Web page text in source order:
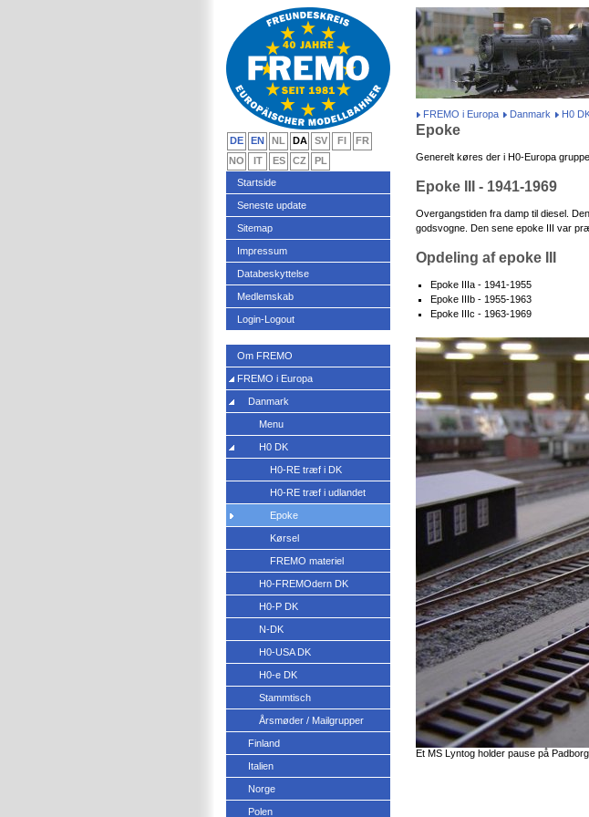
FREMO i Europa Danmark H0
Epoke
Generelt køres der i H0-Europa
Epoke III - 1941-1969
Overgangstiden fra damp til diesel.
godsvogne. Den sene epoke III var
Opdeling af epoke III
Epoke IIIa - 1941-1955
Epoke IIIb - 1955-1963
Epoke IIIc - 1963-1969
Et MS Lyntog holder pause på
DE EN NL DA SV FI
FR
NO
IT ES CZ
PL
Startside
Seneste update
Sitemap
Impressum
Databeskyttelse
Medlemskab
Login-Logout
Om FREMO
FREMO i Europa
Danmark
Menu
H0 DK
H0-RE træf i DK
H0-RE træf i udlandet
Epoke
Kørsel
FREMO materiel
H0-FREMOdern DK
H0-P DK
N-DK
H0-USA DK
H0-e DK
Stammtisch
Årsmøder / Mailgrupper
Finland
Italien
Norge
Polen